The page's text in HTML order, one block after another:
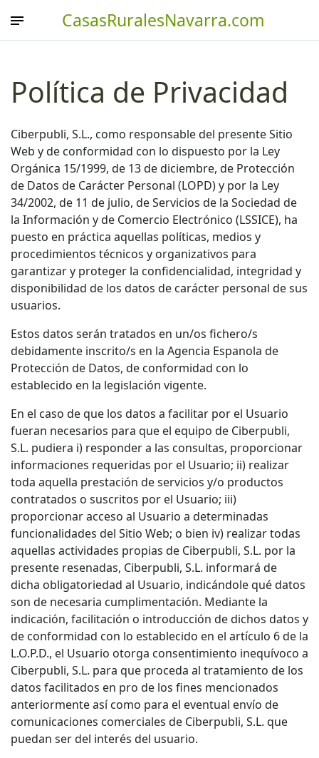
CasasRuralesNavarra.com
Política de Privacidad
Ciberpubli, S.L., como responsable del presente Sitio
Web y de conformidad con lo dispuesto por la Ley
Orgánica 15/1999, de 13 de diciembre, de Protección
de Datos de Carácter Personal (LOPD) y por la Ley
34/2002, de 11 de julio, de Servicios de la Sociedad de
la Información y de Comercio Electrónico (LSSICE), ha
puesto en práctica aquellas políticas, medios y
procedimientos técnicos y organizativos para
garantizar y proteger la confidencialidad, integridad y
disponibilidad de los datos de carácter personal de sus
usuarios.
Estos datos serán tratados en un/os fichero/s
debidamente inscrito/s en la Agencia Espanola de
Protección de Datos, de conformidad con lo
establecido en la legislación vigente.
En el caso de que los datos a facilitar por el Usuario
fueran necesarios para que el equipo de Ciberpubli,
S.L. pudiera i) responder a las consultas, proporcionar
informaciones requeridas por el Usuario; ii) realizar
toda aquella prestación de servicios y/o productos
contratados o suscritos por el Usuario; iii)
proporcionar acceso al Usuario a determinadas
funcionalidades del Sitio Web; o bien iv) realizar todas
aquellas actividades propias de Ciberpubli, S.L. por la
presente resenadas, Ciberpubli, S.L. informará de
dicha obligatoriedad al Usuario, indicándole qué datos
son de necesaria cumplimentación. Mediante la
indicación, facilitación o introducción de dichos datos y
de conformidad con lo establecido en el artículo 6 de la
L.O.P.D., el Usuario otorga consentimiento inequívoco a
Ciberpubli, S.L. para que proceda al tratamiento de los
datos facilitados en pro de los fines mencionados
anteriormente así como para el eventual envío de
comunicaciones comerciales de Ciberpubli, S.L. que
puedan ser del interés del usuario.